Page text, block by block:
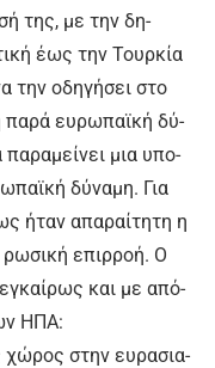
της, με την δη­
έ­ως την Τουρ­κί­α
την ο­δη­γή­σει στο
πα­ρά ευ­ρω­πα­ϊ­κή δύ­
μια υ­πο-
δύ­να­μη. Για
ή­ταν α­πα­ραί­τη­τη η
ε­πιρ­ρο­ή. Ο
και με α­πό­
Η­ΠΑ:
χώ­ρος στην ευ­ρα­σια­